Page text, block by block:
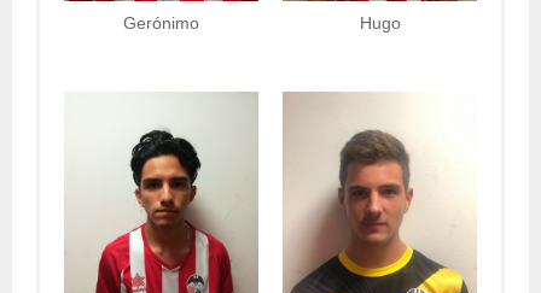
Gerónimo Hugo